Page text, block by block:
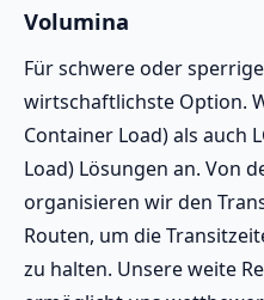
Volumina
Für schwere oder
wirtschaftlichste Option.
Container Load) als auch
Load) Lösungen an. Von
organisieren wir den
Routen, um die
zu halten. Unsere weite